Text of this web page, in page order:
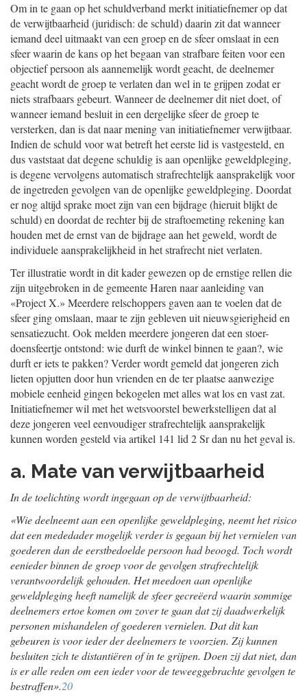
Om in te gaan op het schuldverband merkt initiatiefnemer op dat
de verwijtbaarheid (juridisch: de schuld) daarin zit dat wanneer
iemand deel uitmaakt van een groep en de sfeer omslaat in een
sfeer waarin de kans op het begaan van strafbare feiten voor een
objectief persoon als aannemelijk wordt geacht, de deelnemer
geacht wordt de groep te verlaten dan wel in te grijpen zodat er
niets strafbaars gebeurt. Wanneer de deelnemer dit niet doet, of
wanneer iemand besluit in een dergelijke sfeer de groep te
versterken, dan is dat naar mening van initiatiefnemer verwijtbaar.
Indien de schuld voor wat betreft het eerste lid is vastgesteld, en
dus vaststaat dat degene schuldig is aan openlijke geweldpleging,
is degene vervolgens automatisch strafrechtelijk aansprakelijk voor
de ingetreden gevolgen van de openlijke geweldpleging. Doordat
er nog altijd sprake moet zijn van een bijdrage (hieruit blijkt de
schuld) en doordat de rechter bij de straftoemeting rekening kan
houden met de ernst van de bijdrage aan het geweld, wordt de
individuele aansprakelijkheid in het strafrecht niet verlaten.
Ter illustratie wordt in dit kader gewezen op de ernstige rellen die
zijn uitgebroken in de gemeente Haren naar aanleiding van
«Project X.» Meerdere relschoppers gaven aan te voelen dat de
sfeer ging omslaan, maar te zijn gebleven uit nieuwsgierigheid en
sensatiezucht. Ook melden meerdere jongeren dat een stoer-
doensfeertje ontstond: wie durft de winkel binnen te gaan?, wie
durft er iets te pakken? Verder wordt gemeld dat jongeren zich
lieten opjutten door hun vrienden en de ter plaatse aanwezige
mobiele eenheid gingen bekogelen met alles wat los en vast zat.
Initiatiefnemer wil met het wetsvoorstel bewerkstelligen dat al
deze jongeren veel eenvoudiger strafrechtelijk aansprakelijk
kunnen worden gesteld via artikel 141 lid 2 Sr dan nu het geval is.
a. Mate van verwijtbaarheid
In de toelichting wordt ingegaan op de verwijtbaarheid:
«Wie deelneemt aan een openlijke geweldpleging, neemt het risico
dat een mededader mogelijk verder is gegaan bij het vernielen van
goederen dan de eerstbedoelde persoon had beoogd. Toch wordt
eenieder binnen de groep voor de gevolgen strafrechtelijk
verantwoordelijk gehouden. Het meedoen aan openlijke
geweldpleging heeft namelijk de sfeer gecreëerd waarin sommige
deelnemers ertoe komen om zover te gaan dat zij daadwerkelijk
personen mishandelen of goederen vernielen. Dat dit kan
gebeuren is voor ieder der deelnemers te voorzien. Zij kunnen
besluiten zich te distantiëren of in te grijpen. Doen zij dat niet, dan
is er alle reden om een ieder voor de teweeggebrachte gevolgen te
bestraffen».20